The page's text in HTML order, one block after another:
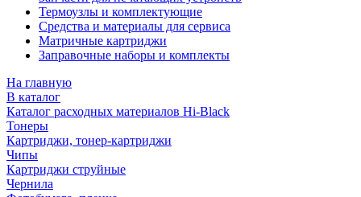
Термоузлы и комплектующие
Средства и материалы для сервиса
Матричные картриджи
Заправочные наборы и комплекты
На главную
В каталог
Каталог расходных материалов Hi-Black
Тонеры
Картриджи, тонер-картриджи
Чипы
Картриджи струйные
Чернила